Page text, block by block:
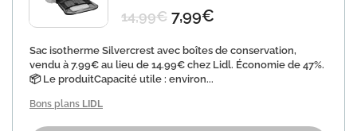
14,99€ 7,99€
Sac isotherme Silvercrest avec boîtes de conservation,
vendu à 7.99€ au lieu de 14.99€ chez Lidl. Économie de 47%.
📦 Le produitCapacité utile : environ...
Bons plans LIDL